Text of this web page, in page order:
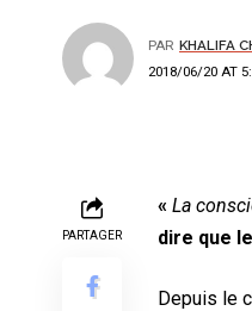
2018/06/20 AT
PAR KHALIFA
PARTAGER
« La
dire que
Depuis le